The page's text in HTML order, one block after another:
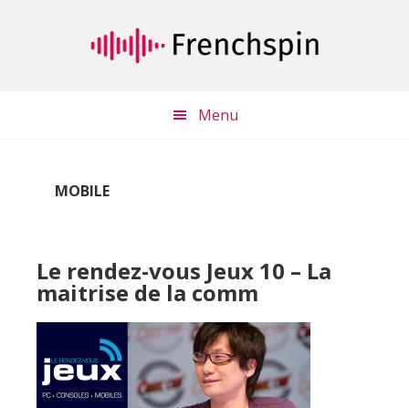
Menu
MOBILE
Le rendez-vous Jeux 10 – La
maitrise de la comm